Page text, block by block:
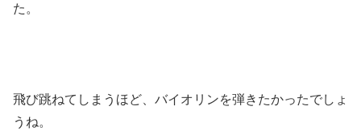
た。
飛び跳ねてしまうほど、バイオリンを弾きたかったでしょ
うね。